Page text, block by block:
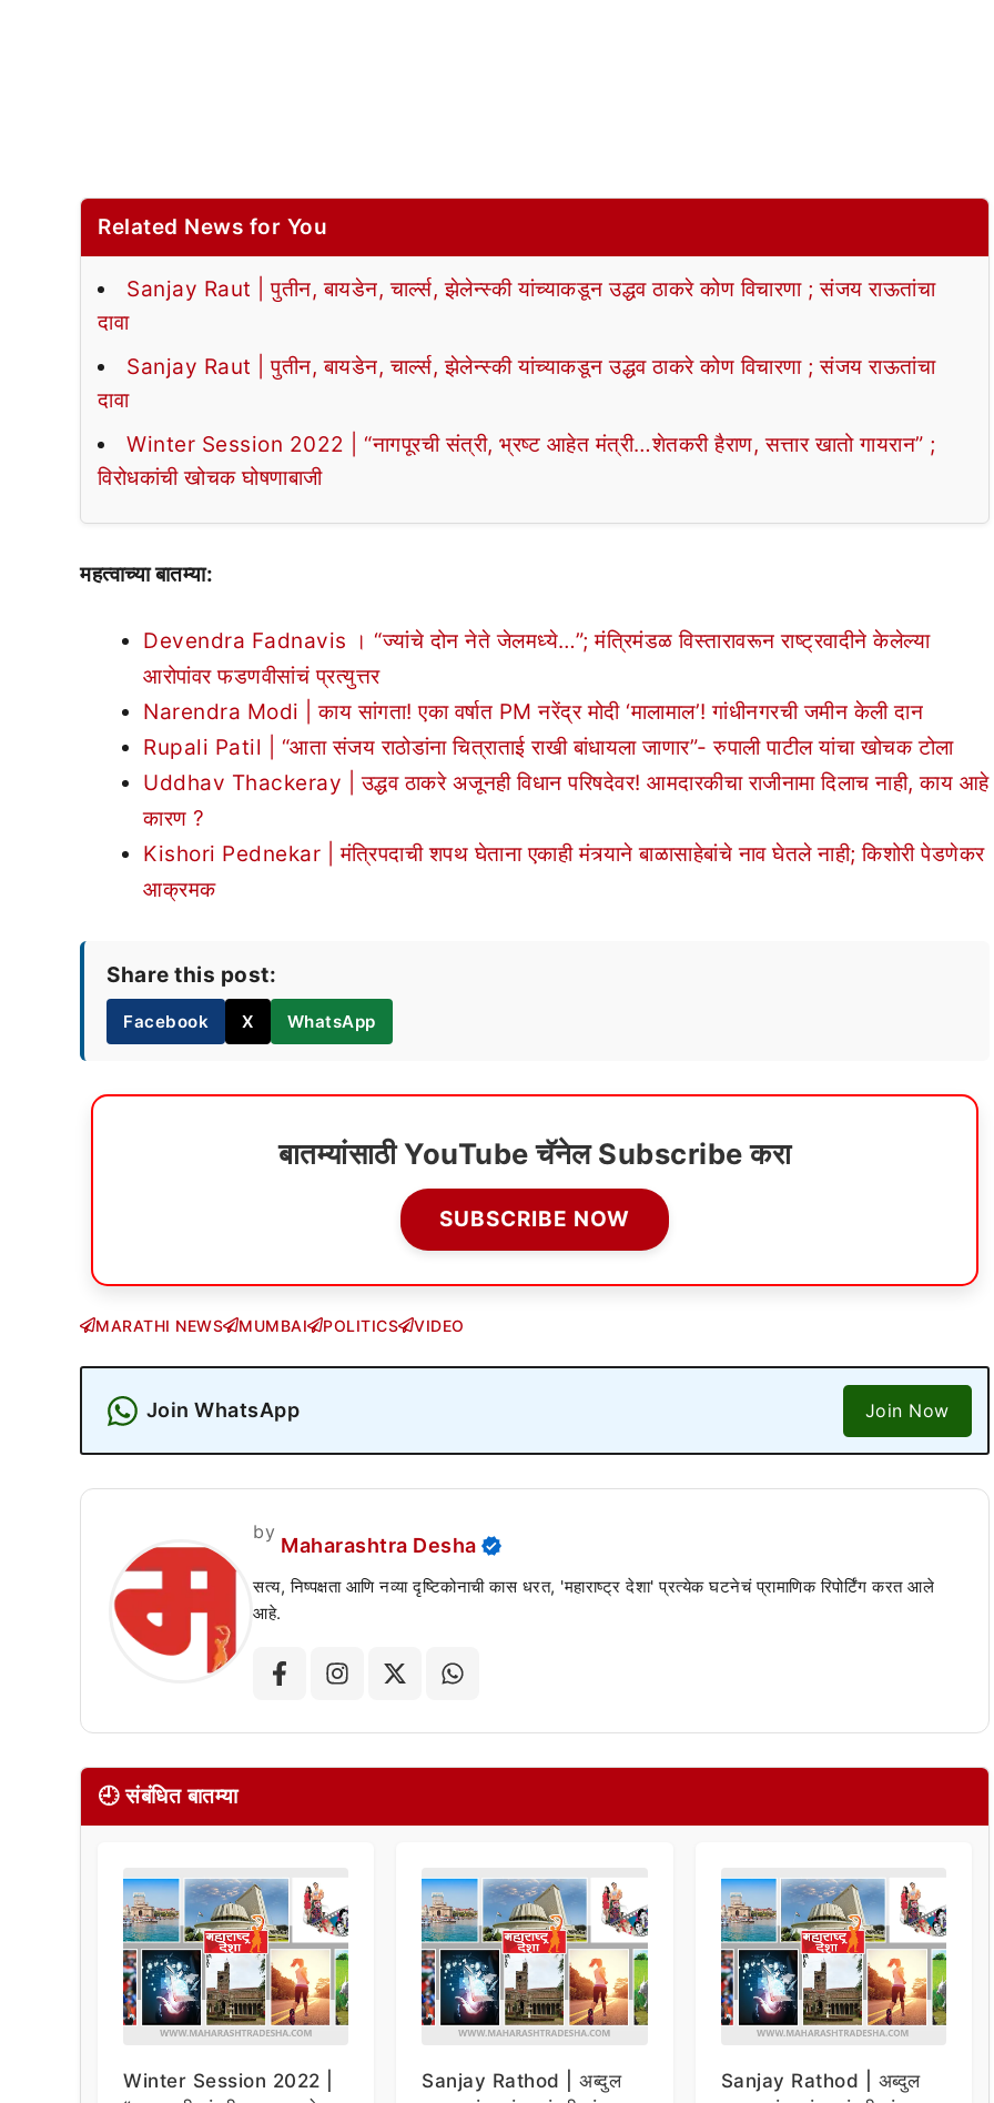
Related News for You
Sanjay Raut | पुतीन, बायडेन, चार्ल्स, झेलेन्स्की यांच्याकडून उद्धव ठाकरे कोण विचारणा ; संजय राऊतांचा
दावा
Sanjay Raut | पुतीन, बायडेन, चार्ल्स, झेलेन्स्की यांच्याकडून उद्धव ठाकरे कोण विचारणा ; संजय राऊतांचा
दावा
Winter Session 2022 | “नागपूरची संत्री, भ्रष्ट आहेत मंत्री…शेतकरी हैराण, सत्तार खातो गायरान” ;
विरोधकांची खोचक घोषणाबाजी
महत्वाच्या बातम्या:
Devendra Fadnavis । “ज्यांचे दोन नेते जेलमध्ये…”; मंत्रिमंडळ विस्तारावरून राष्ट्रवादीने केलेल्या
आरोपांवर फडणवीसांचं प्रत्युत्तर
Narendra Modi | काय सांगता! एका वर्षात PM नरेंद्र मोदी ‘मालामाल’! गांधीनगरची जमीन केली दान
Rupali Patil | “आता संजय राठोडांना चित्राताई राखी बांधायला जाणार”- रुपाली पाटील यांचा खोचक टोला
Uddhav Thackeray | उद्धव ठाकरे अजूनही विधान परिषदेवर! आमदारकीचा राजीनामा दिलाच नाही, काय आहे
कारण ?
Kishori Pednekar | मंत्रिपदाची शपथ घेताना एकाही मंत्र्याने बाळासाहेबांचे नाव घेतले नाही; किशोरी पेडणेकर
आक्रमक
Share this post:
Facebook X WhatsApp
बातम्यांसाठी YouTube चॅनेल Subscribe करा
SUBSCRIBE NOW
MARATHI NEWS MUMBAI POLITICS VIDEO
Join WhatsApp Join Now
by
Maharashtra Desha
सत्य, निष्पक्षता आणि नव्या दृष्टिकोनाची कास धरत, 'महाराष्ट्र देशा' प्रत्येक घटनेचं प्रामाणिक रिपोर्टिंग करत आले
आहे.
🕘 संबंधित बातम्या
Winter Session 2022 |
Sanjay Rathod | अब्दुल
Sanjay Rathod | अब्दुल